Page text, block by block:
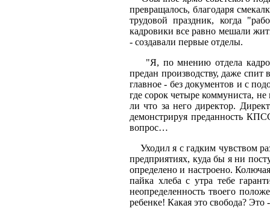
превращалось, благодаря
трудовой праздник, когда
кадровики все равно мешали
- создавали первые отделы.
"Я, по мнению отдела кадров
предан производству, даже спит
главное - без документов и с
где сорок четыре коммуниста,
ли что за него директор.
демонстрируя преданность
вопрос…
Уходил я с гадким чувством
предприятиях, куда бы я ни
определено и настроено.
пайка хлеба с утра тебе
неопределенность твоего
ребенке! Какая это свобода? Это